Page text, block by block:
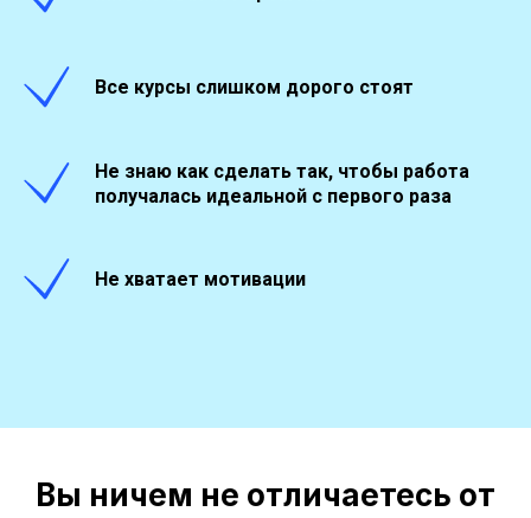
Все курсы слишком дорого стоят
Не знаю как сделать так, чтобы работа
получалась идеальной с первого раза
Не хватает мотивации
Вы ничем не отличаетесь от